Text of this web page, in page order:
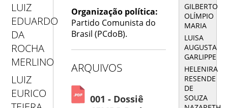
LUIZ
EDUARDO
DA
ROCHA
MERLINO
LUIZ
EURICO
Organização política:
Partido Comunista do
Brasil (PCdoB).
ARQUIVOS
001 - Dossiê
GILBERTO
OLÍMPIO
MARIA
LUISA
AUGUSTA
GARLIPPE
HELENIRA
RESENDE
DE
SOUZA